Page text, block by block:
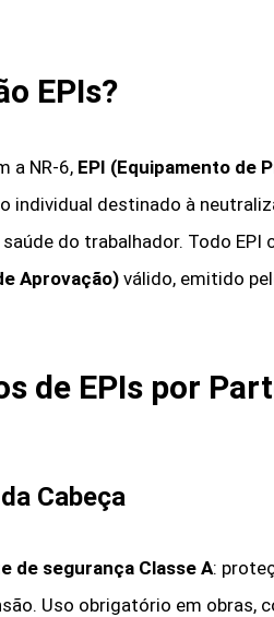
EPIs?
a NR-6, EPI (Equipamento de
individual destinado à
saúde do trabalhador. Todo
Aprovação)válido, emitido
de EPIs por
Cabeça
de segurança Classe A:
Uso obrigatório em obras,